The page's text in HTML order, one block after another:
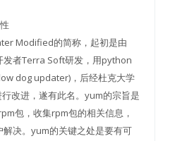
Modified的简称，起初是由
者Terra Soft研发，用python
dog updater)，后经杜克大学
改进，遂有此名。yum的宗旨是
包，收集rpm包的相关信息，
决。yum的关键之处是要有可